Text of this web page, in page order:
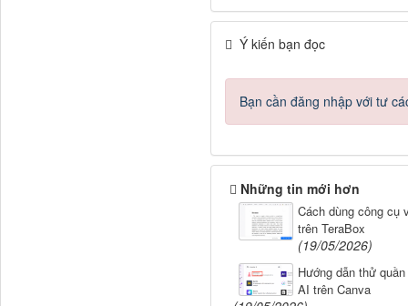
Ý kiến bạn đọc
Bạn cần đăng nhập với tư
Những tin mới hơn
Cách dùng công cụ
trên TeraBox
(19/05/2026)
Hướng dẫn thử
AI trên Canva